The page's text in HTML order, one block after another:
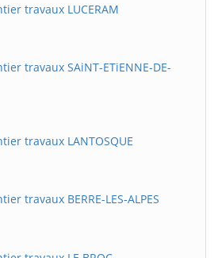
travaux LUCERAM
travaux SAiNT-ETiENNE-DE-
travaux LANTOSQUE
travaux BERRE-LES-ALPES